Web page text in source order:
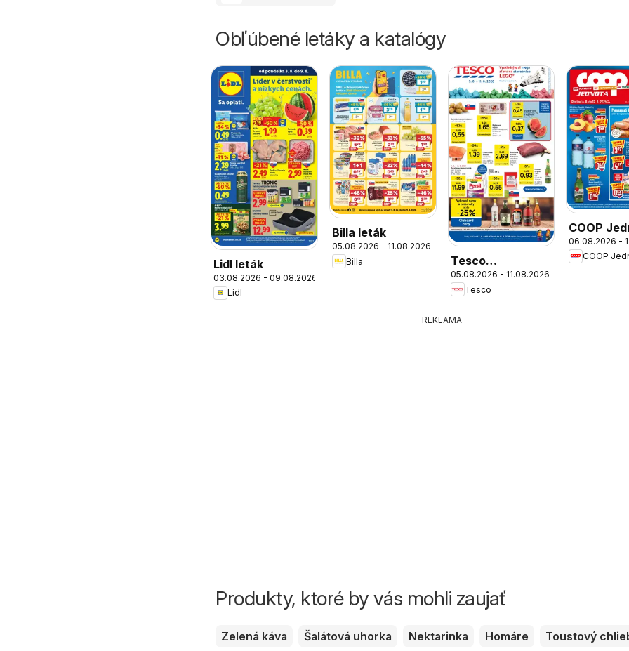
Obľúbené letáky a katalógy
Lidl leták
03.08.2026 - 09.08.2026
Lidl
Billa leták
05.08.2026 - 11.08.2026
Billa
Tesco
Hypermarket -
leták
05.08.2026 - 11.08.2026
Tesco
COOP
leták
06.08.2026 -
COOP
REKLAMA
Produkty, ktoré by vás mohli zaujať
Zelená káva Šalátová uhorka Nektarinka Homáre
Toustový